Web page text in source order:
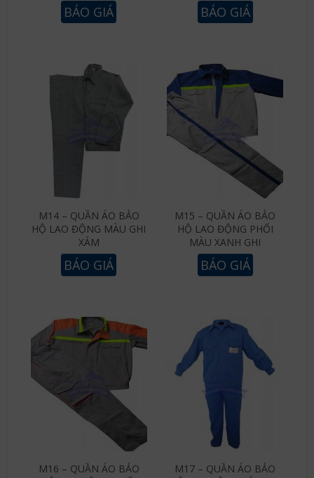
BÁO GIÁ BÁO GIÁ
M14 – QUẦN ÁO BẢO
HỘ LAO ĐỘNG MÀU GHI
XÁM
BÁO GIÁ
M15 – QUẦN ÁO BẢO
HỘ LAO ĐỘNG PHỐI
MÀU XANH GHI
BÁO GIÁ
M16 – QUẦN ÁO BẢO
M17 – QUẦN ÁO BẢO